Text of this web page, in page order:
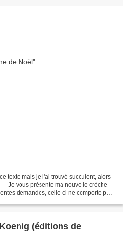
texte mais je l'ai trouvé succulent, alors
Je vous présente ma nouvelle crèche
demandes, celle-ci ne comporte pas
(éditions de